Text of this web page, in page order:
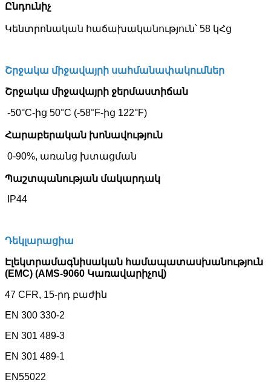
Ընդունիչ
Կենտրոնական հաճախականություն՝ 58 կՀց
Շրջակա միջավայրի սահմանափակումներ
Շրջակա միջավայրի ջերմաստիճան
-50°C-ից 50°C (-58°F-ից 122°F)
Հարաբերական խոնավություն
0-90%, առանց խտացման
Պաշտպանության մակարդակ
IP44
Դեկլարացիա
Էլեկտրամագնիսական համապատասխանություն
(EMC) (AMS-9060 Կառավարիչով)
47 CFR, 15-րդ բաժին
EN 300 330-2
EN 301 489-3
EN 301 489-1
EN55022